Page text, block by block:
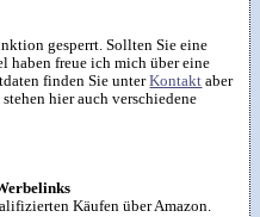
gesperrt. Sollten Sie eine
haben freue ich mich über eine
finden Sie unterKontakt aber
hier auch verschiedene
Käufen über Amazon.